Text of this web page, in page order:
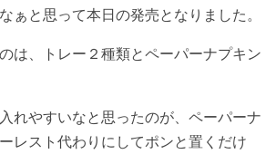
ぁと思って本日の発売となりました。
は、トレー２種類とペーパーナプキン
れやすいなと思ったのが、ペーパーナ
レスト代わりにしてポンと置くだけ